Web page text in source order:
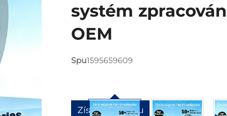
systém
OEM
Spu1595659609
Získat nabídku